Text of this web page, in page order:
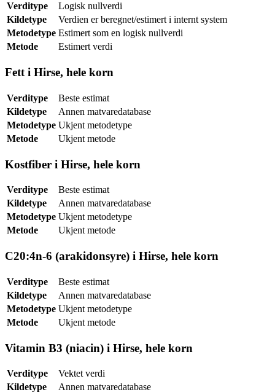
Verditype
Logisk nullverdi
Kildetype
Verdien er beregnet/estimert i internt system
Metodetype Estimert som en logisk nullverdi
Metode
Estimert verdi
Fett i Hirse, hele korn
Verditype
Beste estimat
Kildetype
Annen matvaredatabase
Metodetype Ukjent metodetype
Metode
Ukjent metode
Kostfiber i Hirse, hele korn
Verditype
Beste estimat
Kildetype
Annen matvaredatabase
Metodetype Ukjent metodetype
Metode
Ukjent metode
C20:4n-6 (arakidonsyre) i Hirse, hele korn
Verditype
Beste estimat
Kildetype
Annen matvaredatabase
Metodetype Ukjent metodetype
Metode
Ukjent metode
Vitamin B3 (niacin) i Hirse, hele korn
Verditype
Vektet verdi
Kildetype
Annen matvaredatabase